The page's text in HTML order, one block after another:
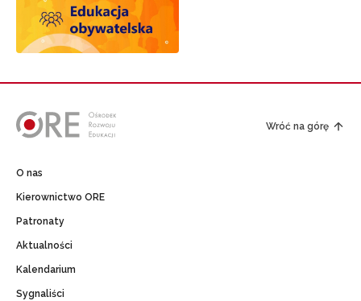
Wróć na górę
O nas
Kierownictwo ORE
Patronaty
Aktualności
Kalendarium
Sygnaliści